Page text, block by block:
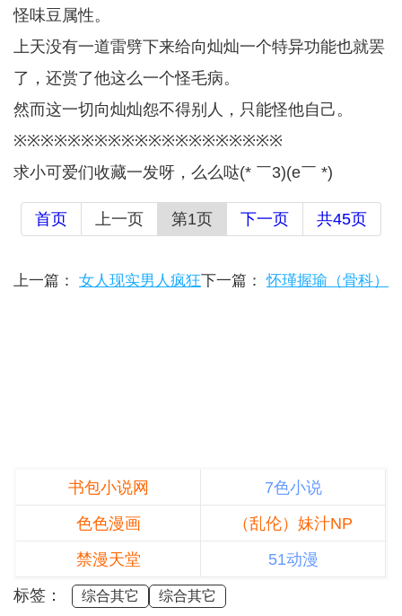
怪味豆属性。
上天没有一道雷劈下来给向灿灿一个特异功能也就罢
了，还赏了他这么一个怪毛病。
然而这一切向灿灿怨不得别人，只能怪他自己。
※※※※※※※※※※※※※※※※※※※※
求小可爱们收藏一发呀，么么哒(* ￣3)(e￣ *)
首页 上一页 第1页 下一页 共45页
上一篇： 女人现实男人疯狂下一篇：怀瑾握瑜（骨科）
书包小说网
7色小说
色色漫画
（乱伦）妹汁NP
禁漫天堂
51动漫
标签：
综合其它 综合其它